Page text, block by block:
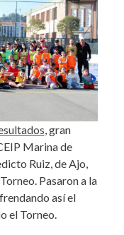
, gran
Marina de
Ruiz, de Ajo,
Pasaron a la
así el
el Torneo.